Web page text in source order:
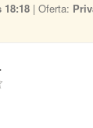
18:18 | Oferta: